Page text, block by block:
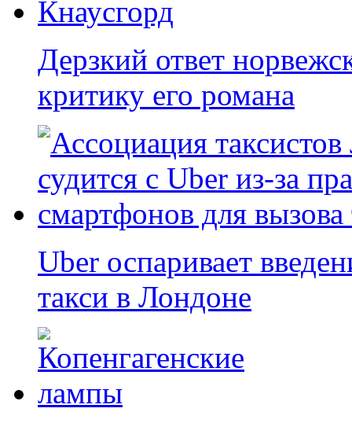
Дерзкий ответ
критику его романа
Uber оспаривает
такси в Лондоне